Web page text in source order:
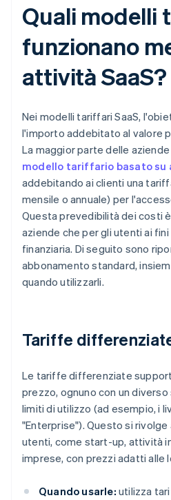
Quali modelli
funzionano
attività SaaS?
Nei modelli tariffari SaaS,
l'importo addebitato al valore
La maggior parte delle aziende
modello tariffario basato su
addebitando ai clienti una
mensile o annuale) per
Questa prevedibilità dei costi
aziende che per gli utenti ai
finanziaria. Di seguito sono
abbonamento standard,
quando utilizzarli.
Tariffe
Le tariffe differenziate
prezzo, ognuno con un
limiti di utilizzo (ad esempio, i
"Enterprise"). Questo si rivolge
utenti, come start-up, attività
imprese, con prezzi adatti alle
Quando usarle: utilizza